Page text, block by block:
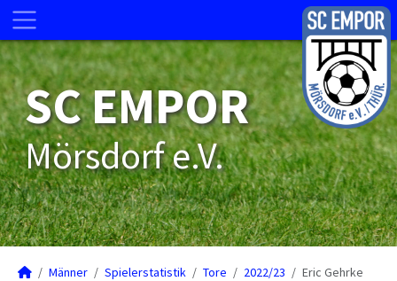
SC EMPOR
Mörsdorf e.V.
Männer Spielerstatistik Tore 2022/23 Eric Gehrke